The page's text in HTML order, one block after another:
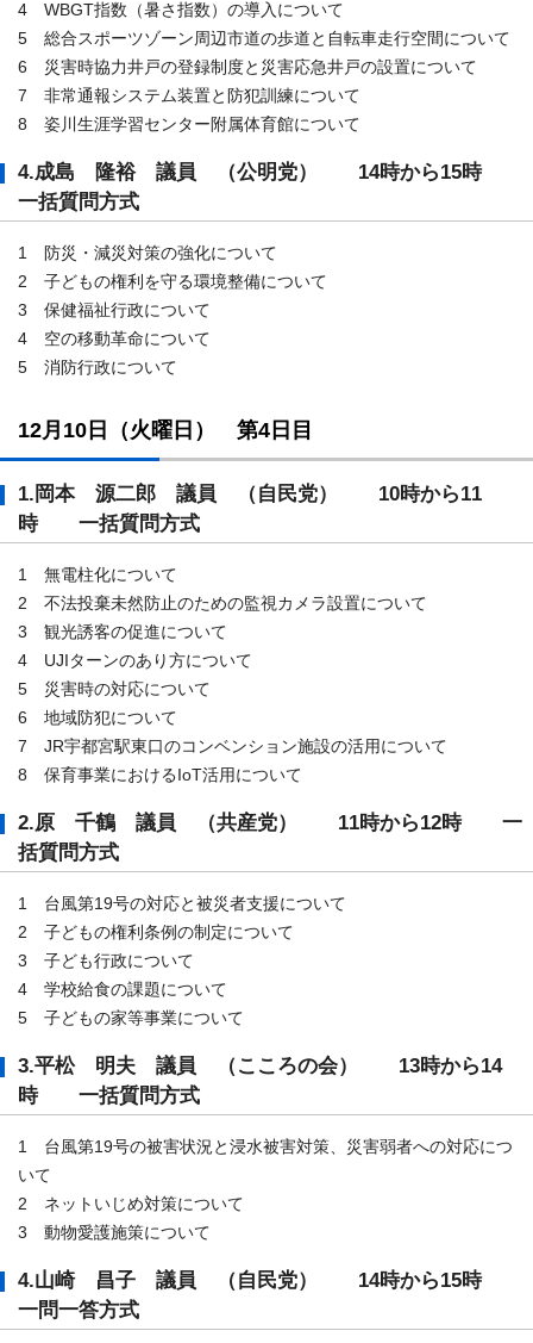
4 WBGT指数（暑さ指数）の導入について
5 総合スポーツゾーン周辺市道の歩道と自転車走行空間について
6 災害時協力井戸の登録制度と災害応急井戸の設置について
7 非常通報システム装置と防犯訓練について
8 姿川生涯学習センター附属体育館について
4.成島 隆裕 議員 （公明党） 14時から15時
一括質問方式
1 防災・減災対策の強化について
2 子どもの権利を守る環境整備について
3 保健福祉行政について
4 空の移動革命について
5 消防行政について
12月10日（火曜日） 第4日目
1.岡本 源二郎 議員 （自民党） 10時から11
時 一括質問方式
1 無電柱化について
2 不法投棄未然防止のための監視カメラ設置について
3 観光誘客の促進について
4 UJIターンのあり方について
5 災害時の対応について
6 地域防犯について
7 JR宇都宮駅東口のコンベンション施設の活用について
8 保育事業におけるIoT活用について
2.原 千鶴 議員 （共産党） 11時から12時 一
括質問方式
1 台風第19号の対応と被災者支援について
2 子どもの権利条例の制定について
3 子ども行政について
4 学校給食の課題について
5 子どもの家等事業について
3.平松 明夫 議員 （こころの会） 13時から14
時 一括質問方式
1 台風第19号の被害状況と浸水被害対策、災害弱者への対応につ
いて
2 ネットいじめ対策について
3 動物愛護施策について
4.山崎 昌子 議員 （自民党） 14時から15時
一問一答方式